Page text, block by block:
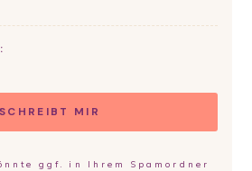
SCHREIBT MIR
ggf. in Ihrem Spamordner